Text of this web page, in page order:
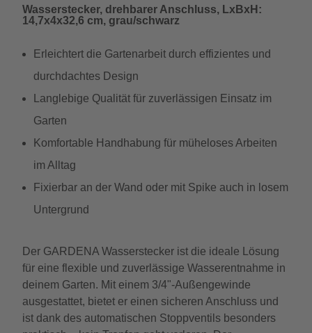
Wasserstecker, drehbarer Anschluss, LxBxH:
14,7x4x32,6 cm, grau/schwarz
Erleichtert die Gartenarbeit durch effizientes und
durchdachtes Design
Langlebige Qualität für zuverlässigen Einsatz im
Garten
Komfortable Handhabung für müheloses Arbeiten
im Alltag
Fixierbar an der Wand oder mit Spike auch in losem
Untergrund
Der GARDENA Wasserstecker ist die ideale Lösung
für eine flexible und zuverlässige Wasserentnahme in
deinem Garten. Mit einem 3/4"-Außengewinde
ausgestattet, bietet er einen sicheren Anschluss und
ist dank des automatischen Stoppventils besonders